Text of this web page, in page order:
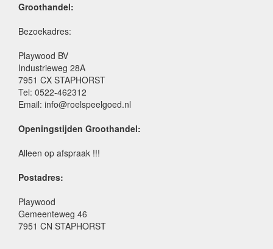
Groothandel:
Bezoekadres:
Playwood BV
Industrieweg 28A
7951 CX STAPHORST
Tel: 0522-462312
Email: info@roelspeelgoed.nl
Openingstijden Groothandel:
Alleen op afspraak !!!
Postadres:
Playwood
Gemeenteweg 46
7951 CN STAPHORST